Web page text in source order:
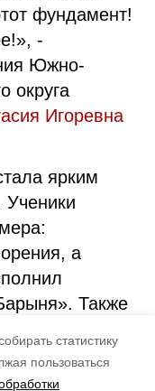
статистику
пользоваться
фундамент!
-
Южно-
округа
Игоревна
ярким
Ученики
а
Также